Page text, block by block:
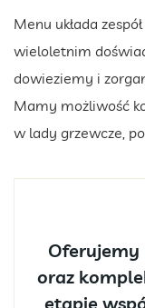
Menu układa
wieloletnim
dowieziemy i
Mamy możliwość
w lady grzewcze,
Oferujemy
oraz
etapie